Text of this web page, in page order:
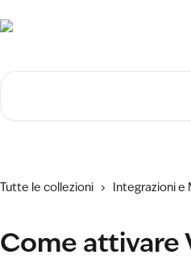
Tutte le collezioni Integrazioni e
Come attivare